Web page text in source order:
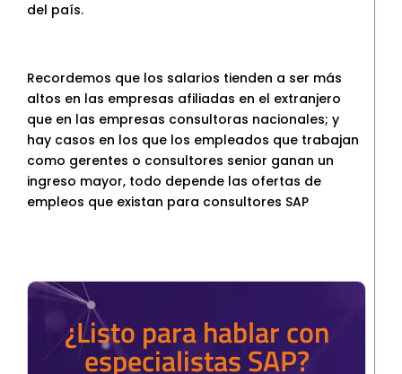
del país.
Recordemos que los salarios tienden a ser más
altos en las empresas afiliadas en el extranjero
que en las empresas consultoras nacionales; y
hay casos en los que los empleados que trabajan
como gerentes o consultores senior ganan un
ingreso mayor, todo depende las ofertas de
empleos que existan para consultores SAP
¿Listo para hablar con
especialistas SAP?